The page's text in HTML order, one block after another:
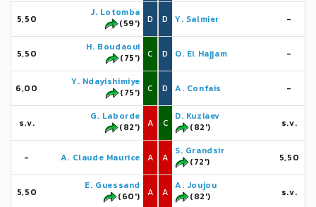
5,50
J. Lotomba
(59')
D
5,50
H. Boudaoui
(75')
C
6,00
Y. Ndayishimiye
(75')
C
s.v.
G. Laborde
(82')
A
- A. Claude Maurice A
5,50
E. Guessand
(60')
A
D Y. Salmier -
D O. El Hajjam -
D A. Confais -
C
D. Kuziaev
(82')
s.v.
A
S. Grandsir
(72')
5,50
A
A. Joujou
(82')
s.v.